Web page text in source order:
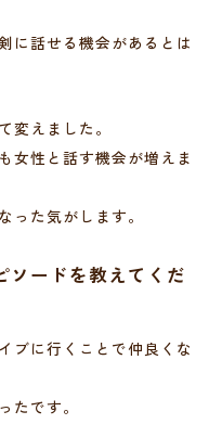
に話せる機会があるとは
変えました。
女性と話す機会が増えま
った気がします。
ソードを教えてくだ
ブに行くことで仲良くな
たです。